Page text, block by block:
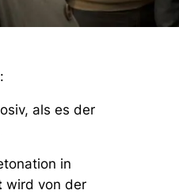
als es der
in
wird von der